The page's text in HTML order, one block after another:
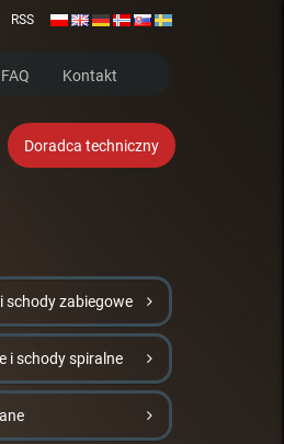
RSS
FAQ Kontakt
Doradca techniczny
schody zabiegowe
i schody spiralne